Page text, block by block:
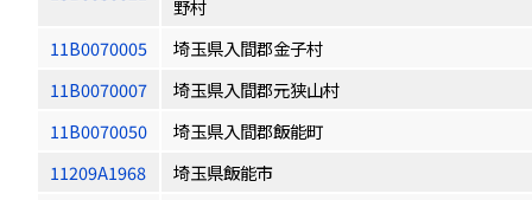
野村
11B0070005
埼玉県入間郡金子村
11B0070007
埼玉県入間郡元狭山村
11B0070050
埼玉県入間郡飯能町
11209A1968
埼玉県飯能市